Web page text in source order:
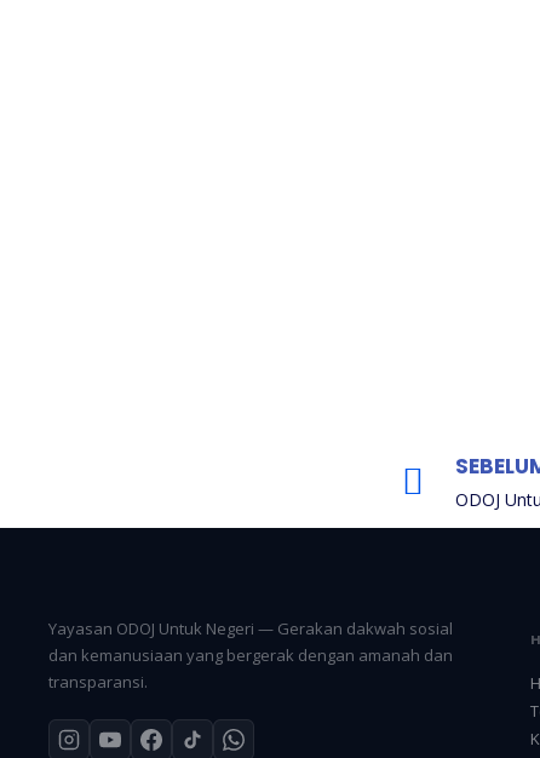
ODOJ
Yayasan ODOJ Untuk Negeri — Gerakan dakwah sosial
dan kemanusiaan yang bergerak dengan amanah dan
transparansi.